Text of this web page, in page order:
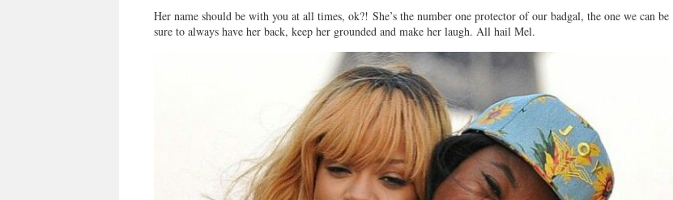
Her name should be with you at all times, ok?! She’s the number one protector of our badgal, the one we can be
sure to always have her back, keep her grounded and make her laugh. All hail Mel.